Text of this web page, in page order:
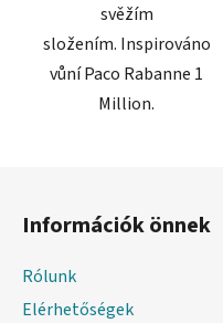
svěžím
složením. Inspirováno
vůní Paco Rabanne 1
Million.
Információk önnek
Rólunk
Elérhetőségek